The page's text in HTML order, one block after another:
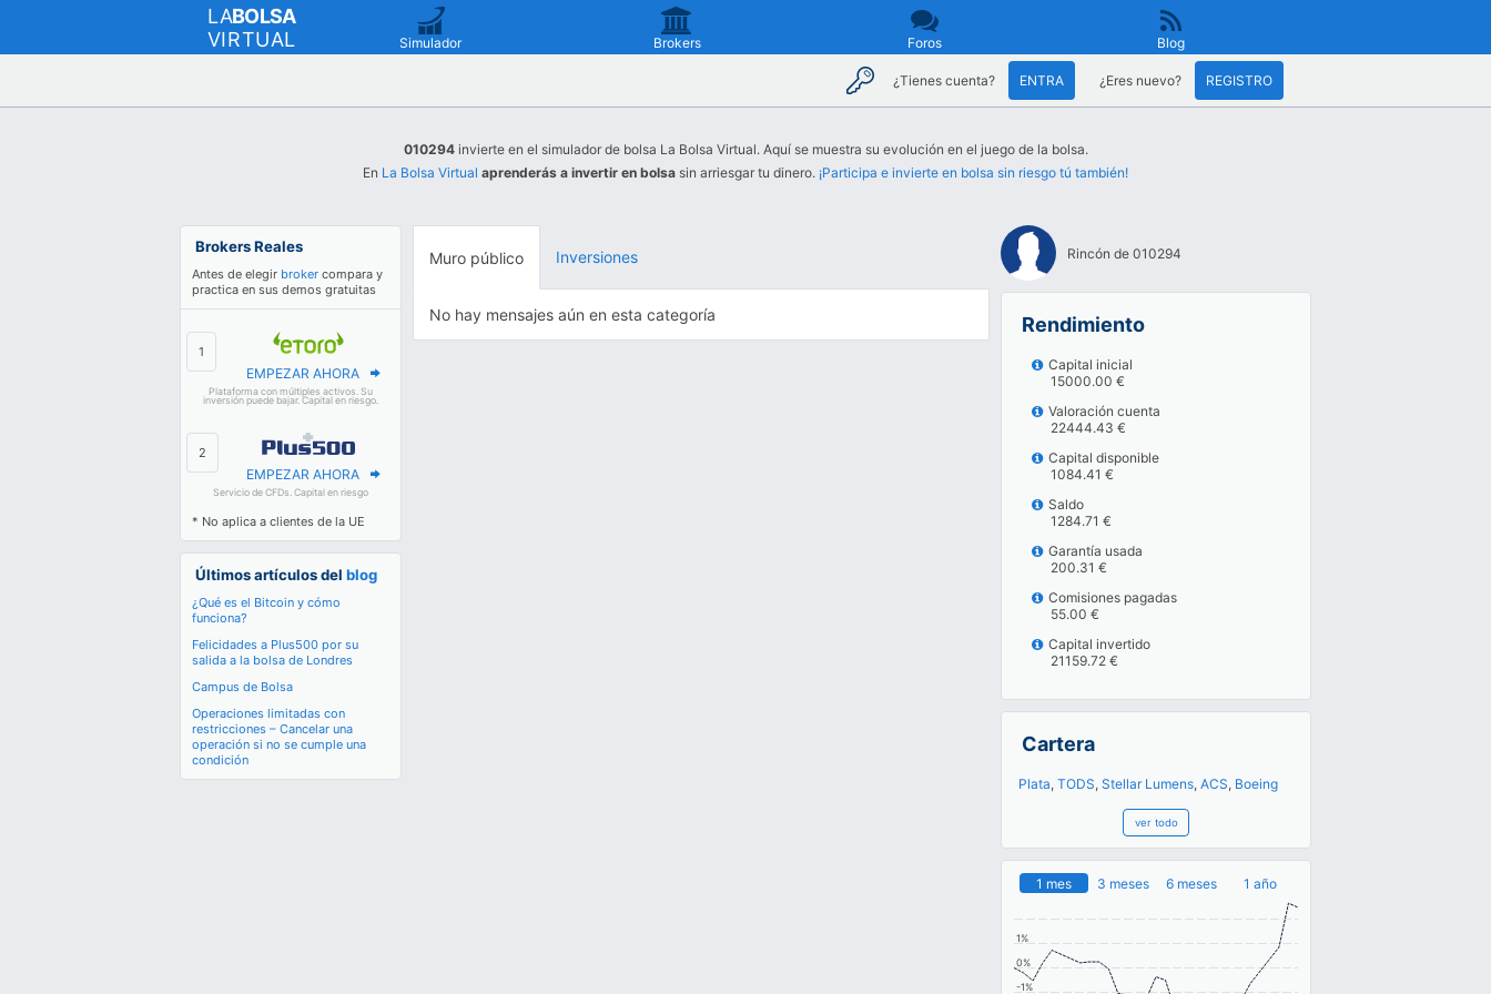
LABOLSA
VIRTUAL
Simulador Brokers Foros Blog
¿Tienes cuenta? ENTRA ¿Eres nuevo? REGISTRO
010294invierte en el simulador de bolsa La Bolsa Virtual. Aquí se muestra su evolución en el juego de la bolsa.
En La Bolsa Virtual aprenderás a invertir en bolsa sin arriesgar tu dinero. ¡Participa e invierte en bolsa sin riesgo tú también!
Brokers Reales
Antes de elegir broker compara y
practica en sus demos gratuitas
EMPEZAR AHORA
Plataforma con múltiples activos. Su
inversión puede bajar. Capital en riesgo.
EMPEZAR AHORA
Servicio de CFDs. Capital en riesgo
* No aplica a clientes de la UE
Últimos artículos delblog
¿Qué es el Bitcoin y cómo
funciona?
Felicidades a Plus500 por su
salida a la bolsa de Londres
Campus de Bolsa
Operaciones limitadas con
restricciones – Cancelar una
operación si no se cumple una
condición
Muro público Inversiones
No hay mensajes aún en esta categoría
Rincón de 010294
Rendimiento
Capital inicial
15000.00 €
Valoración cuenta
22444.43 €
Capital disponible
1084.41 €
Saldo
1284.71 €
Garantía usada
200.31 €
Comisiones pagadas
55.00 €
Capital invertido
21159.72 €
Cartera
Plata, TODS, Stellar Lumens, ACS, Boeing
ver todo
-1%
0%
1%
1 mes 3 meses 6 meses 1 año